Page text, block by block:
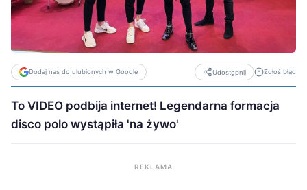
Dodaj nas do ulubionych w Google Udostępnij Zgłoś błąd
To VIDEO podbija internet! Legendarna formacja
disco polo wystąpiła 'na żywo'
REKLAMA